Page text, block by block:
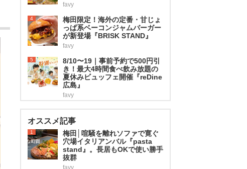
favy
4
梅田限定！海外の定番・甘じょ
っぱ系ベーコンジャムバーガー
が新登場『BRISK STAND』
favy
5
8/10〜19｜事前予約で500円引
き！最大4時間食べ飲み放題の
夏休みビュッフェ開催『reDine
広島』
favy
オススメ記事
1
梅田│喧騒を離れソファで寛ぐ
穴場イタリアンバル『pasta
stand』。長居もOKで使い勝手
抜群
favy